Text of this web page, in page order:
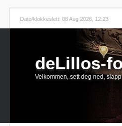
Dato/klokkeslett: 08 Aug 2026, 12:23
deLillos-
Velkommen, sett deg ned, slapp